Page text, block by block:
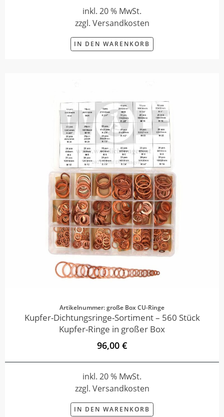
inkl. 20 % MwSt.
zzgl. Versandkosten
IN DEN WARENKORB
Artikelnummer: große Box CU-Ringe
Kupfer-Dichtungsringe-Sortiment – 560 Stück
Kupfer-Ringe in großer Box
96,00 €
inkl. 20 % MwSt.
zzgl. Versandkosten
IN DEN WARENKORB